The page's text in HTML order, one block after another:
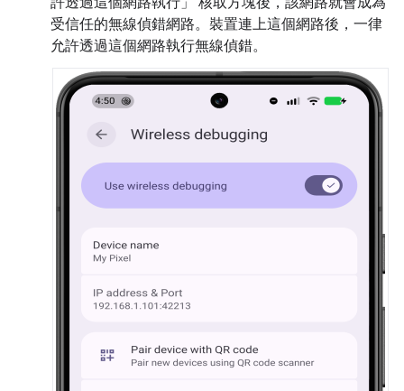
受信任的無線偵錯網路。裝置連上這個網路後，一律
允許透過這個網路執行無線偵錯。